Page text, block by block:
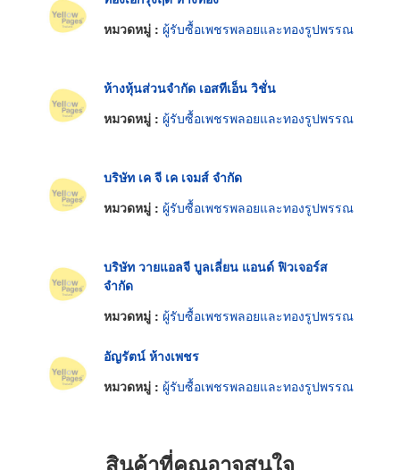
หมวดหมู่ : ผู้รับซื้อเพชรพลอยและทองรูปพรรณ
ห้างหุ้นส่วนจำกัด เอสทีเอ็น วิชั่น
หมวดหมู่ : ผู้รับซื้อเพชรพลอยและทองรูปพรรณ
บริษัท เค จี เค เจมส์ จำกัด
หมวดหมู่ : ผู้รับซื้อเพชรพลอยและทองรูปพรรณ
บริษัท วายแอลจี บูลเลี่ยน แอนด์ ฟิวเจอร์ส
จำกัด
หมวดหมู่ : ผู้รับซื้อเพชรพลอยและทองรูปพรรณ
อัญรัตน์ ห้างเพชร
หมวดหมู่ : ผู้รับซื้อเพชรพลอยและทองรูปพรรณ
สินค้าที่คุณอาจสนใจ